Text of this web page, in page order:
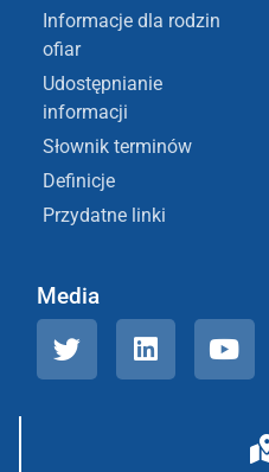
Informacje dla rodzin
ofiar
Udostępnianie
informacji
Słownik terminów
Definicje
Przydatne linki
Media